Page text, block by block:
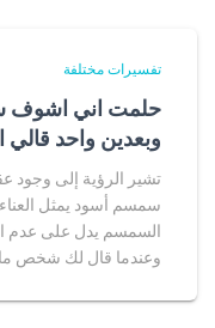
تفسيرات مختلفة
حلمت اني اشوف
وبعدين واحد قالي
تشير الرؤية إلى وجود
سمسم أسود يمثل
السمسم يدل على عدم
وعندما قال لك شخص ما